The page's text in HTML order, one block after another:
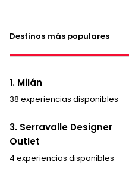
Destinos más populares
1. Milán
38 experiencias disponibles
3. Serravalle Designer
Outlet
4 experiencias disponibles